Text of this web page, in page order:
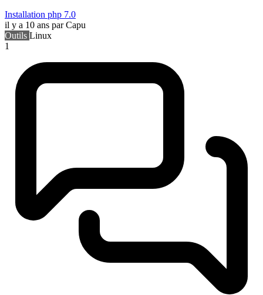
Installation php 7.0
il y a 10 ans par Capu
Outils Linux
1